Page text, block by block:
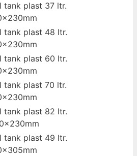
tank plast 37 ltr.
tank plast 48 ltr.
tank plast 60 ltr.
tank plast 70 ltr.
tank plast 82 ltr.
tank plast 49 ltr.